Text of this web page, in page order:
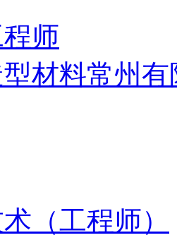
师
材料常州有
（工程师）